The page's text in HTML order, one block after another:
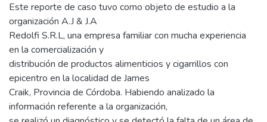
Este reporte de caso tuvo como objeto de estudio a la
organización A.J & J.A
Redolfi S.R.L, una empresa familiar con mucha experiencia
en la comercialización y
distribución de productos alimenticios y cigarrillos con
epicentro en la localidad de James
Craik, Provincia de Córdoba. Habiendo analizado la
información referente a la organización,